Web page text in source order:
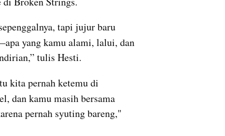
tapi jujur baru
yang kamu alami, lalui, dan
tulis Hesti.
kita pernah ketemu di
dan kamu masih bersama
pernah syuting bareng,"